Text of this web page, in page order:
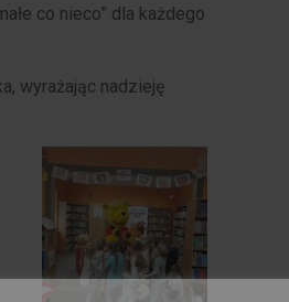
co nieco” dla każdego
wyrażając nadzieję